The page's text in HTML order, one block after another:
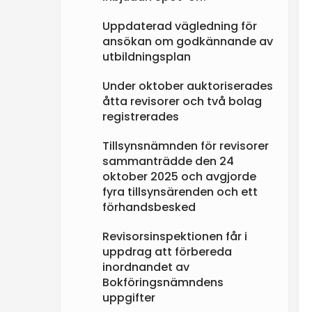
Uppdaterad vägledning för
ansökan om godkännande av
utbildningsplan
Under oktober auktoriserades
åtta revisorer och två bolag
registrerades
Tillsynsnämnden för revisorer
sammanträdde den 24
oktober 2025 och avgjorde
fyra tillsynsärenden och ett
förhandsbesked
Revisorsinspektionen får i
uppdrag att förbereda
inordnandet av
Bokföringsnämndens
uppgifter